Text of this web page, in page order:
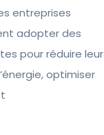
entreprises
adopter des
pour réduire leur
optimiser